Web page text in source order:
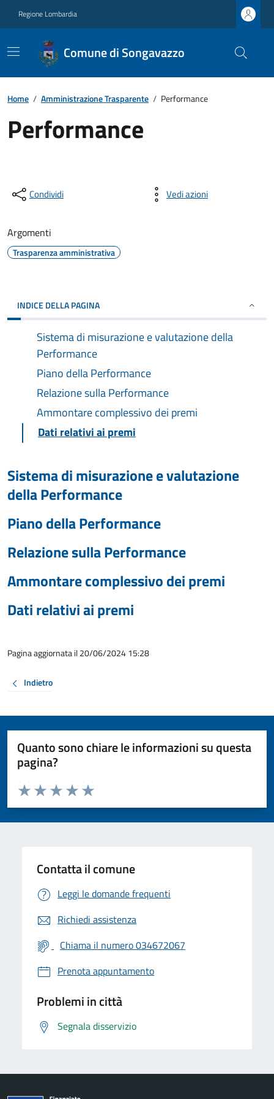
Regione Lombardia
Comune di Songavazzo
Home / Amministrazione Trasparente / Performance
Performance
Condividi Vedi azioni
Argomenti
Trasparenza amministrativa
INDICE DELLA PAGINA
Sistema di misurazione e valutazione della
Performance
Piano della Performance
Relazione sulla Performance
Ammontare complessivo dei premi
Dati relativi ai premi
Sistema di misurazione e valutazione
della Performance
Piano della Performance
Relazione sulla Performance
Ammontare complessivo dei premi
Dati relativi ai premi
Pagina aggiornata il 20/06/2024 15:28
Indietro
Quanto sono chiare le informazioni su questa
pagina?
Valuta da 1 a 5 stelle la pagina
Valuta 5 stelle su 5
Valuta 4 stelle su 5
Valuta 3 stelle su 5
Valuta 2 stelle su 5
Valuta 1 stelle su 5
Contatta il comune
Leggi le domande frequenti
Richiedi assistenza
Chiama il numero 034672067
Prenota appuntamento
Problemi in città
Segnala disservizio